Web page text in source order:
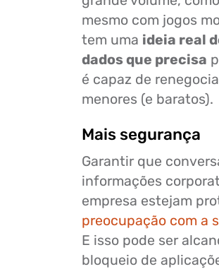
mesmo com jogos
tem uma ideia real
dados que precisa
é capaz de
menores (e baratos).
Mais segurança
Garantir que
informações
empresa estejam
preocupação com a
E isso pode ser
bloqueio de